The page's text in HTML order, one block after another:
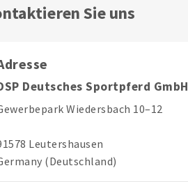
Sie uns
Deutsches Sportpferd GmbH
Wiedersbach 10–12
Leutershausen
(Deutschland)